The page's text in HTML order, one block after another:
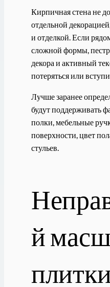
Кирпичная стена не
отдельной
и отделкой. Если
сложной формы,
декора и активный
потеряться или
Лучше заранее
будут поддерживать
полки, мебельные
поверхности, цвет
стульев.
й